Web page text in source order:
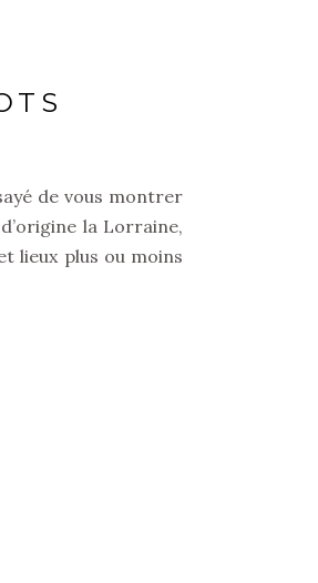
de vous montrer
la Lorraine,
lieux plus ou moins